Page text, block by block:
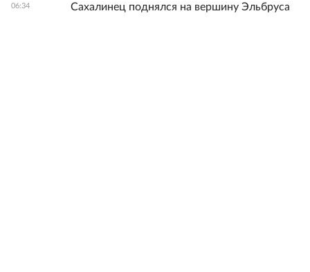
06:34 Сахалинец поднялся на вершину Эльбруса